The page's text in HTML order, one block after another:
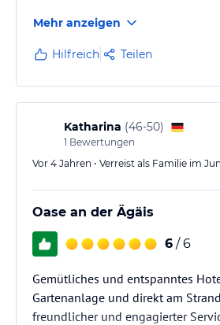
Gastfreundschaft und
Zimmer, tolles Essen - und vor
Denn das Motto dieses Clubs steht
Eingang: Nice People Welcome.
Mehr anzeigen
Hilfreich Teilen
Katharina (46-50)
1 Bewertungen
Vor 4 Jahren • Verreist als Familie im
Oase an der Ägäis
6 / 6
Gemütliches und entspanntes
Gartenanlage und direkt am
freundlicher und engagierter